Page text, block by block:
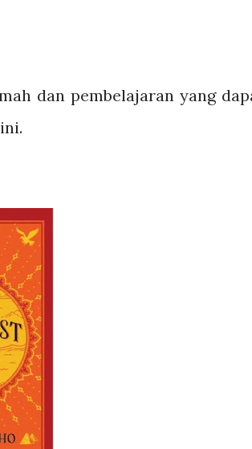
dan pembelajaran yang